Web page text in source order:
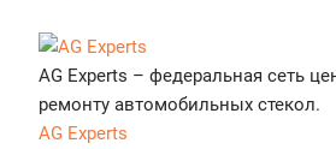
AG Experts – федеральная сеть
ремонту автомобильных стекол.
AG Experts